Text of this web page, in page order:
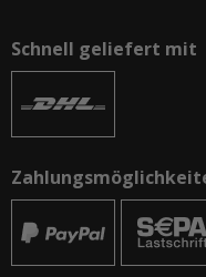
Schnell geliefert mit